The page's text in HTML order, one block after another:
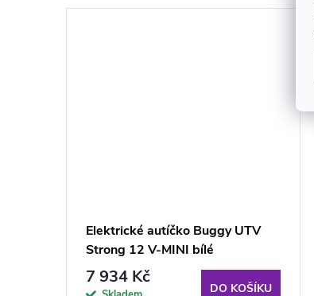
Elektrické autíčko Buggy UTV
Strong 12 V-MINI bílé
7 934 Kč
DO KOŠÍKU